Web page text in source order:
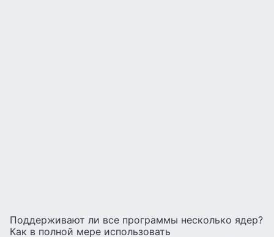
Поддерживают ли все программы несколько ядер?
Как в полной мере использовать